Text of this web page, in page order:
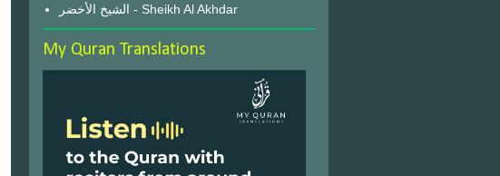
الشيخ الأخضر - Sheikh Al Akhdar
My Quran Translations